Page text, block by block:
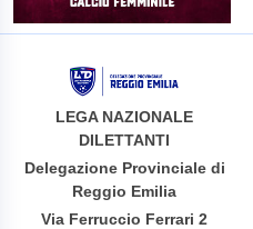
LEGA NAZIONALE
DILETTANTI
Delegazione Provinciale di
Reggio Emilia
Via Ferruccio Ferrari 2